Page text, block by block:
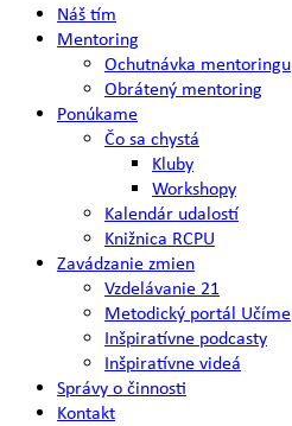
Náš tím
Mentoring
Ochutnávka mentoringu
Obrátený mentoring
Ponúkame
Čo sa chystá
Kluby
Workshopy
Kalendár udalostí
Knižnica RCPU
Zavádzanie zmien
Vzdelávanie 21
Metodický portál Učíme
Inšpiratívne podcasty
Inšpiratívne videá
Správy o činnosti
Kontakt